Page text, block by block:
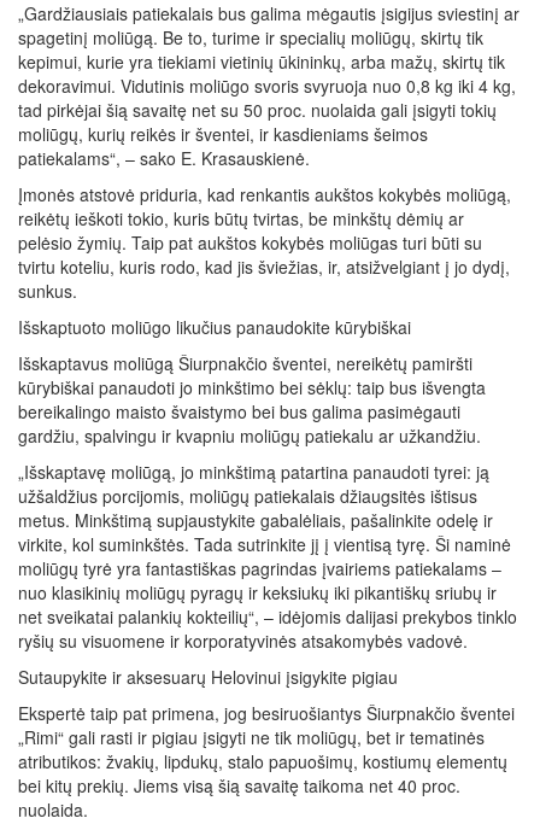
„Gardžiausiais patiekalais bus galima mėgautis įsigijus sviestinį ar
spagetinį moliūgą. Be to, turime ir specialių moliūgų, skirtų tik
kepimui, kurie yra tiekiami vietinių ūkininkų, arba mažų, skirtų tik
dekoravimui. Vidutinis moliūgo svoris svyruoja nuo 0,8 kg iki 4 kg,
tad pirkėjai šią savaitę net su 50 proc. nuolaida gali įsigyti tokių
moliūgų, kurių reikės ir šventei, ir kasdieniams šeimos
patiekalams“, – sako E. Krasauskienė.
Įmonės atstovė priduria, kad renkantis aukštos kokybės moliūgą,
reikėtų ieškoti tokio, kuris būtų tvirtas, be minkštų dėmių ar
pelėsio žymių. Taip pat aukštos kokybės moliūgas turi būti su
tvirtu koteliu, kuris rodo, kad jis šviežias, ir, atsižvelgiant į jo dydį,
sunkus.
Išskaptuoto moliūgo likučius panaudokite kūrybiškai
Išskaptavus moliūgą Šiurpnakčio šventei, nereikėtų pamiršti
kūrybiškai panaudoti jo minkštimo bei sėklų: taip bus išvengta
bereikalingo maisto švaistymo bei bus galima pasimėgauti
gardžiu, spalvingu ir kvapniu moliūgų patiekalu ar užkandžiu.
„Išskaptavę moliūgą, jo minkštimą patartina panaudoti tyrei: ją
užšaldžius porcijomis, moliūgų patiekalais džiaugsitės ištisus
metus. Minkštimą supjaustykite gabalėliais, pašalinkite odelę ir
virkite, kol suminkštės. Tada sutrinkite jį į vientisą tyrę. Ši naminė
moliūgų tyrė yra fantastiškas pagrindas įvairiems patiekalams –
nuo klasikinių moliūgų pyragų ir keksiukų iki pikantiškų sriubų ir
net sveikatai palankių kokteilių“, – idėjomis dalijasi prekybos tinklo
ryšių su visuomene ir korporatyvinės atsakomybės vadovė.
Sutaupykite ir aksesuarų Helovinui įsigykite pigiau
Ekspertė taip pat primena, jog besiruošiantys Šiurpnakčio šventei
„Rimi“ gali rasti ir pigiau įsigyti ne tik moliūgų, bet ir tematinės
atributikos: žvakių, lipdukų, stalo papuošimų, kostiumų elementų
bei kitų prekių. Jiems visą šią savaitę taikoma net 40 proc.
nuolaida.